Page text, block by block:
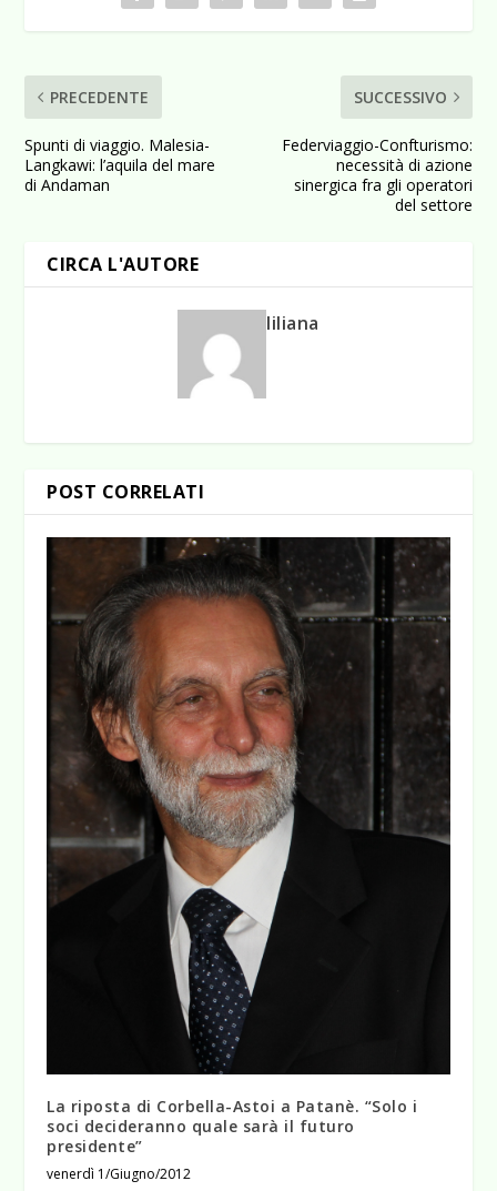
PRECEDENTE
Spunti di viaggio. Malesia-
Langkawi: l’aquila del mare
di Andaman
SUCCESSIVO
Federviaggio-Confturismo:
necessità di azione
sinergica fra gli operatori
del settore
CIRCA L'AUTORE
liliana
POST CORRELATI
La riposta di Corbella-Astoi a Patanè. “Solo i
soci decideranno quale sarà il futuro
presidente”
venerdì 1/Giugno/2012